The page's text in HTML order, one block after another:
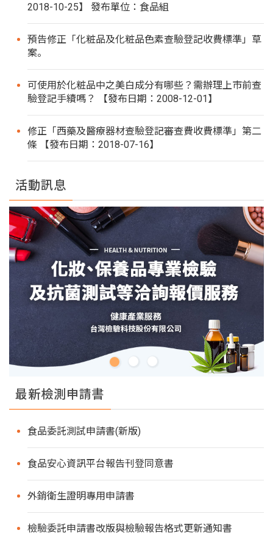
2018-10-25】 發布單位：食品組
預告修正「化粧品及化粧品色素查驗登記收費標準」草
案。
可使用於化粧品中之美白成分有哪些？需辦理上市前查
驗登記手續嗎？ 【發布日期：2008-12-01】
修正「西藥及醫療器材查驗登記審查費收費標準」第二
條 【發布日期：2018-07-16】
活動訊息
最新檢測申請書
食品委託測試申請書(新版)
食品安心資訊平台報告刊登同意書
外銷衛生證明專用申請書
檢驗委託申請書改版與檢驗報告格式更新通知書